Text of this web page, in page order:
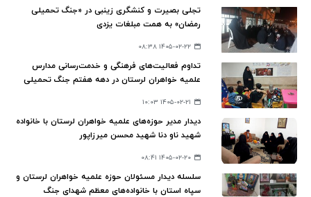
تجلی بصیرت و کنشگری زینبی در «جنگ تحمیلی
رمضان» به همت مبلغات یزدی
۱۴۰۵-۰۲-۲۲ ۰۸:۳۸
تداوم فعالیت‌های فرهنگی و خدمت‌رسانی مدارس
علمیه خواهران لرستان در دهه هفتم جنگ تحمیلی
۱۴۰۵-۰۲-۲۱ ۱۰:۰۳
دیدار مدیر حوزه‌های علمیه خواهران لرستان با خانواده
شهید ناو دنا شهید محسن میرزاپور
۱۴۰۵-۰۲-۲۰ ۰۸:۴۱
سلسله دیدار مسئولان حوزه علمیه خواهران لرستان و
سپاه استان با خانواده‌های معظم شهدای جنگ